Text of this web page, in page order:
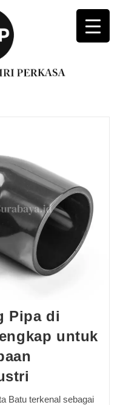
Pipa di
untuk
Batu terkenal sebagai